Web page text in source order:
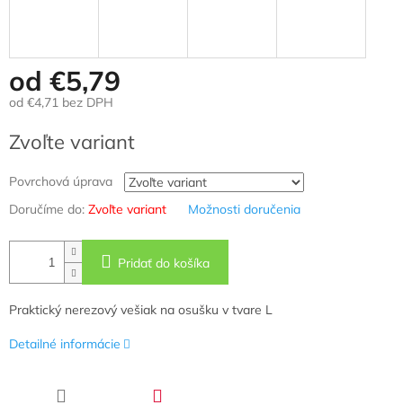
od €5,79
od €4,71 bez DPH
cena:
Zvoľte variant
Povrchová úprava
Doručíme do: Zvoľte variant Možnosti doručenia
Pridať do košíka
Praktický nerezový vešiak na osušku v tvare L
Detailné informácie